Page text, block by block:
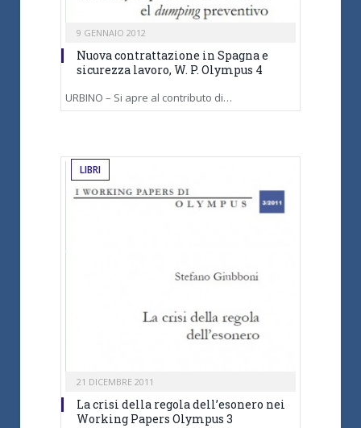
9 GENNAIO 2012
Nuova contrattazione in Spagna e
sicurezza lavoro, W. P. Olympus 4
URBINO – Si apre al contributo di…
LIBRI
21 DICEMBRE 2011
La crisi della regola dell’esonero nei
Working Papers Olympus 3